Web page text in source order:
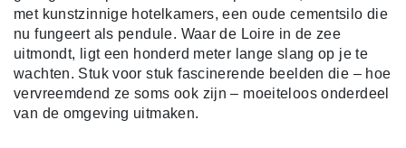
met kunstzinnige hotelkamers, een oude cementsilo die
nu fungeert als pendule. Waar de Loire in de zee
uitmondt, ligt een honderd meter lange slang op je te
wachten. Stuk voor stuk fascinerende beelden die – hoe
vervreemdend ze soms ook zijn – moeiteloos onderdeel
van de omgeving uitmaken.